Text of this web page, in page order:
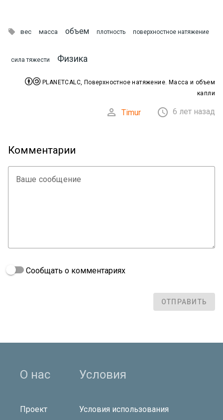
 вес масса объем плотность поверхностное натяжение
сила тяжести Физика
PLANETCALC, Поверхностное натяжение. Масса и объем
капли
 Timur  6 лет назад
Комментарии
Ваше сообщение
Сообщать о комментариях
ОТПРАВИТЬ
О нас
Проект
Условия
Условия использования